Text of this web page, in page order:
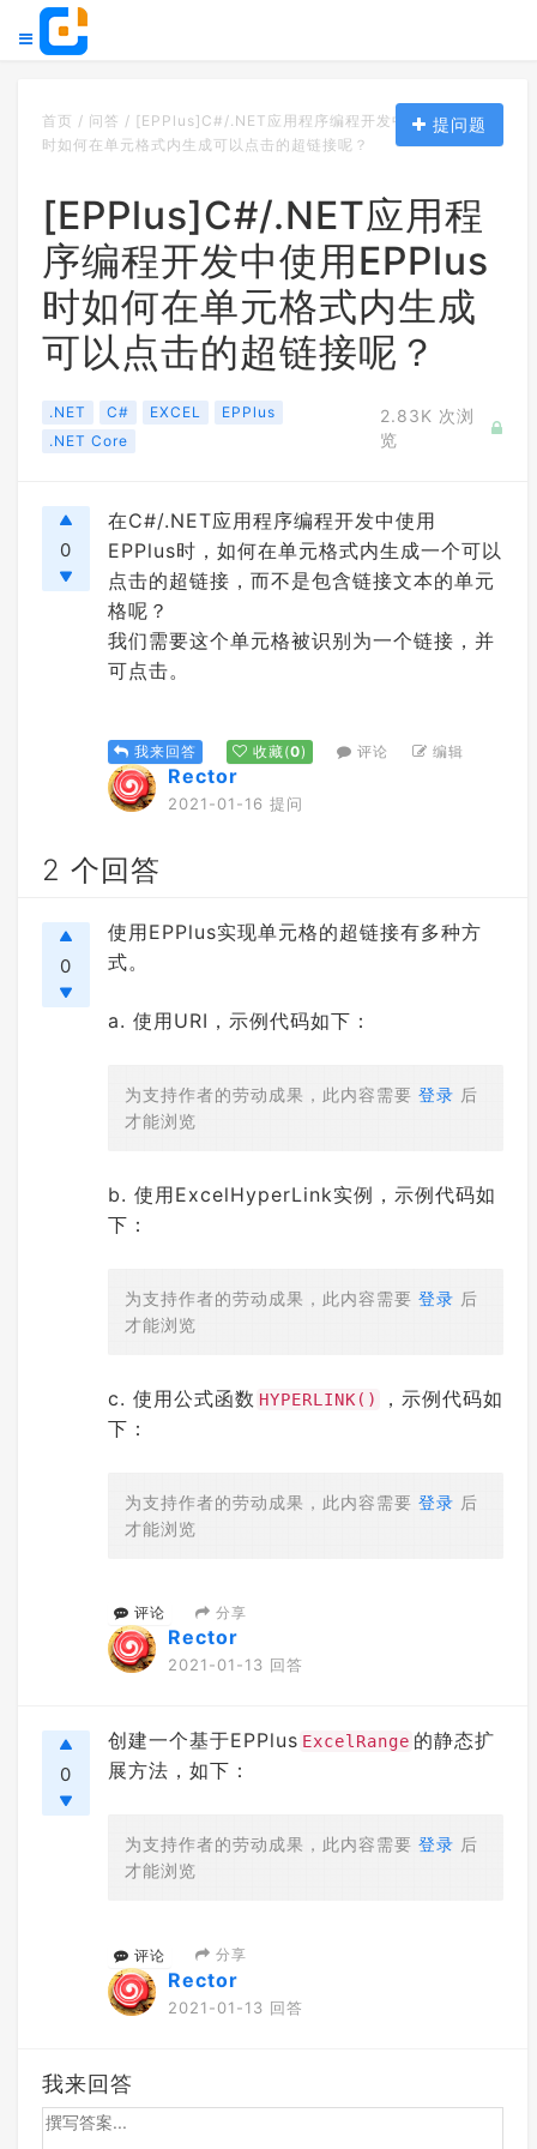
提问题
首页 / 问答 / [EPPlus]C#/.NET应用程序编程开发中使用EPPlus
时如何在单元格式内生成可以点击的超链接呢？
[EPPlus]C#/.NET应用程
序编程开发中使用EPPlus
时如何在单元格式内生成
可以点击的超链接呢？
.NET C# EXCEL
EPPlus
.NET Core
2.83K 次浏
览
0
在C#/.NET应用程序编程开发中使用
EPPlus时，如何在单元格式内生成一个可以
点击的超链接，而不是包含链接文本的单元
格呢？
我们需要这个单元格被识别为一个链接，并
可点击。
我来回答 收藏(0) 评论 编辑
Rector
2021-01-16 提问
2 个回答
0
使用EPPlus实现单元格的超链接有多种方
式。
a. 使用URI，示例代码如下：
为支持作者的劳动成果，此内容需要 登录 后
才能浏览
b. 使用ExcelHyperLink实例，示例代码如
下：
为支持作者的劳动成果，此内容需要 登录 后
才能浏览
c. 使用公式函数 HYPERLINK()
，示例代码如
下：
为支持作者的劳动成果，此内容需要 登录 后
才能浏览
评论 分享
Rector
2021-01-13 回答
0
创建一个基于EPPlus ExcelRange 的静态扩
展方法，如下：
为支持作者的劳动成果，此内容需要 登录 后
才能浏览
评论 分享
Rector
2021-01-13 回答
我来回答